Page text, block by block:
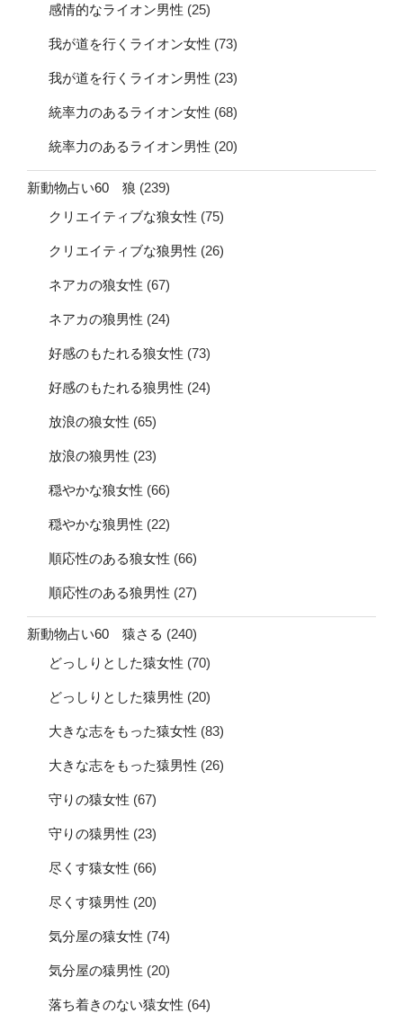
感情的なライオン男性 (25)
我が道を行くライオン女性 (73)
我が道を行くライオン男性 (23)
統率力のあるライオン女性 (68)
統率力のあるライオン男性 (20)
新動物占い60 狼 (239)
クリエイティブな狼女性 (75)
クリエイティブな狼男性 (26)
ネアカの狼女性 (67)
ネアカの狼男性 (24)
好感のもたれる狼女性 (73)
好感のもたれる狼男性 (24)
放浪の狼女性 (65)
放浪の狼男性 (23)
穏やかな狼女性 (66)
穏やかな狼男性 (22)
順応性のある狼女性 (66)
順応性のある狼男性 (27)
新動物占い60 猿さる (240)
どっしりとした猿女性 (70)
どっしりとした猿男性 (20)
大きな志をもった猿女性 (83)
大きな志をもった猿男性 (26)
守りの猿女性 (67)
守りの猿男性 (23)
尽くす猿女性 (66)
尽くす猿男性 (20)
気分屋の猿女性 (74)
気分屋の猿男性 (20)
落ち着きのない猿女性 (64)